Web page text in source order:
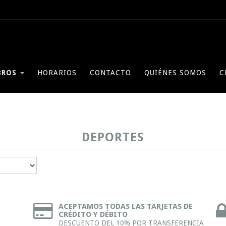
HORARIOS CONTACTO QUIÉNES SOMOS
DEPORTES
ACEPTAMOS TODAS LAS TARJETAS DE
CRÉDITO Y DÉBITO
DESCUENTO DEL 10% POR TRANSFERENCIA